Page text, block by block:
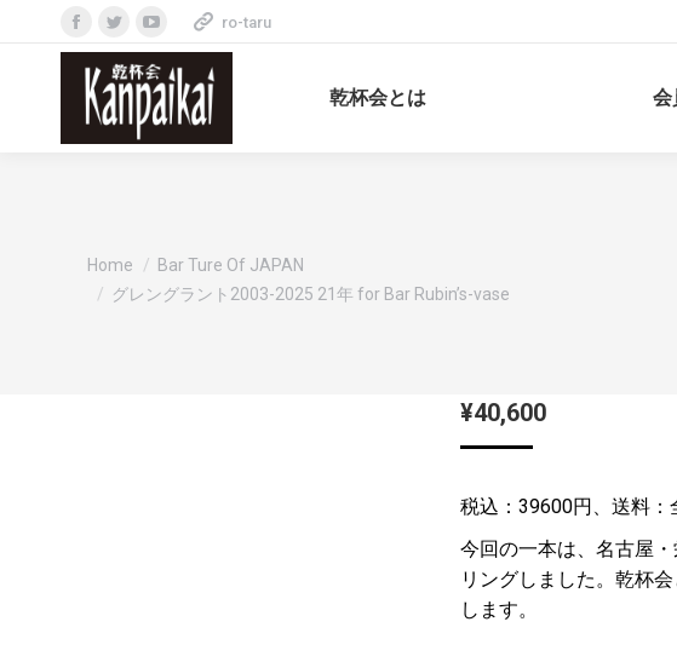
Facebook
page
opens
in
Twitter
page
opens
in
YouTube
page
opens
in
ro-taru
乾杯会とは 会
You are here:
Home
Bar Ture Of JAPAN
グレングラント2003-2025 21年 for Bar Rubin’s-vase
¥40,600
税込：39600円、送料：
今回の一本は、名古屋・
リングしました。乾杯
します。